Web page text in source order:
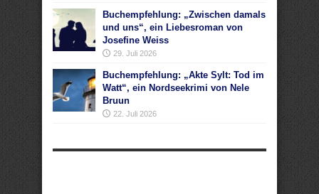
Buchempfehlung: „Zwischen damals
und uns“, ein Liebesroman von
Josefine Weiss
29. Juli 2026
Buchempfehlung: „Akte Sylt: Tod im
Watt“, ein Nordseekrimi von Nele
Bruun
22. Juli 2026